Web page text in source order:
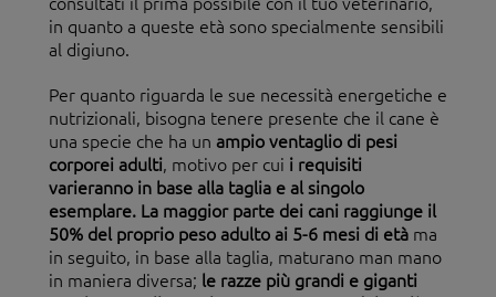
in quanto a queste età sono specialmente sensibili
al digiuno.
Per quanto riguarda le sue necessità energetiche e
nutrizionali, bisogna tenere presente che il cane è
una specie che ha un ampio ventaglio di pesi
corporei adulti , motivo per cui i requisiti
varieranno in base alla taglia e al singolo
esemplare. La maggior parte dei cani raggiunge il
50% del proprio peso adulto ai 5-6 mesi di età ma
in seguito, in base alla taglia, maturano man mano
in maniera diversa; le razze più grandi e giganti